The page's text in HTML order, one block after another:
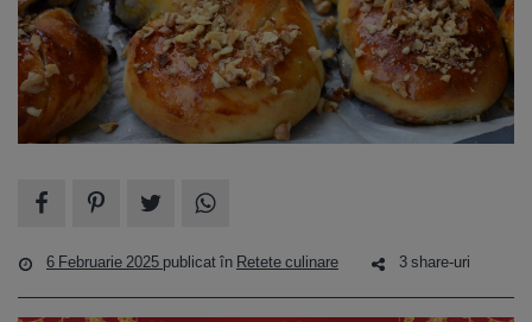
6 Februarie 2025 publicat în Retete culinare 3 share-uri